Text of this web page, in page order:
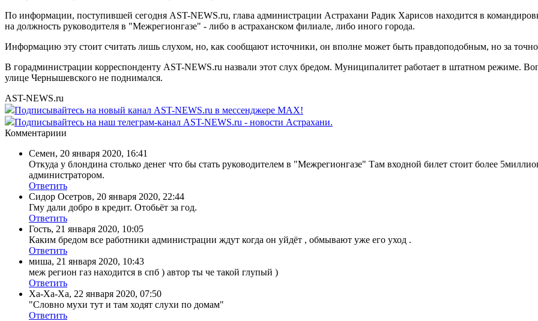
По информации, поступившей сегодня AST-NEWS.ru, глава администрации Астрахани Радик Харисов находится в
на должность руководителя в "Межрегионгазе" - либо в астраханском филиале, либо иного города.
Информацию эту стоит считать лишь слухом, но, как сообщают источники, он вполне может быть правдоподобным, но за
В горадминистрации корреспонденту AST-NEWS.ru назвали этот слух бредом. Муниципалитет работает в штатном режиме.
улице Чернышевского не поднимался.
AST-NEWS.ru
Подписывайтесь на новый канал AST-NEWS.ru в мессенджере MAX!
Подписывайтесь на наш телеграм-канал AST-NEWS.ru - новости Астрахани.
Комментариии
Семен, 20 января 2020, 16:41
Откуда у блондина столько денег что бы стать руководителем в "Межрегионгазе" Там входной билет стоит более
администратором.
Ответить
Сидор Осетров, 20 января 2020, 22:44
Гму дали добро в кредит. Отобьёт за год.
Ответить
Гость, 21 января 2020, 10:05
Каким бредом все работники администрации ждут когда он уйдёт , обмывают уже его уход .
Ответить
миша, 21 января 2020, 10:43
меж регион газ находится в спб ) автор ты че такой глупый )
Ответить
Ха-Ха-Ха, 22 января 2020, 07:50
"Словно мухи тут и там ходят слухи по домам"
Ответить